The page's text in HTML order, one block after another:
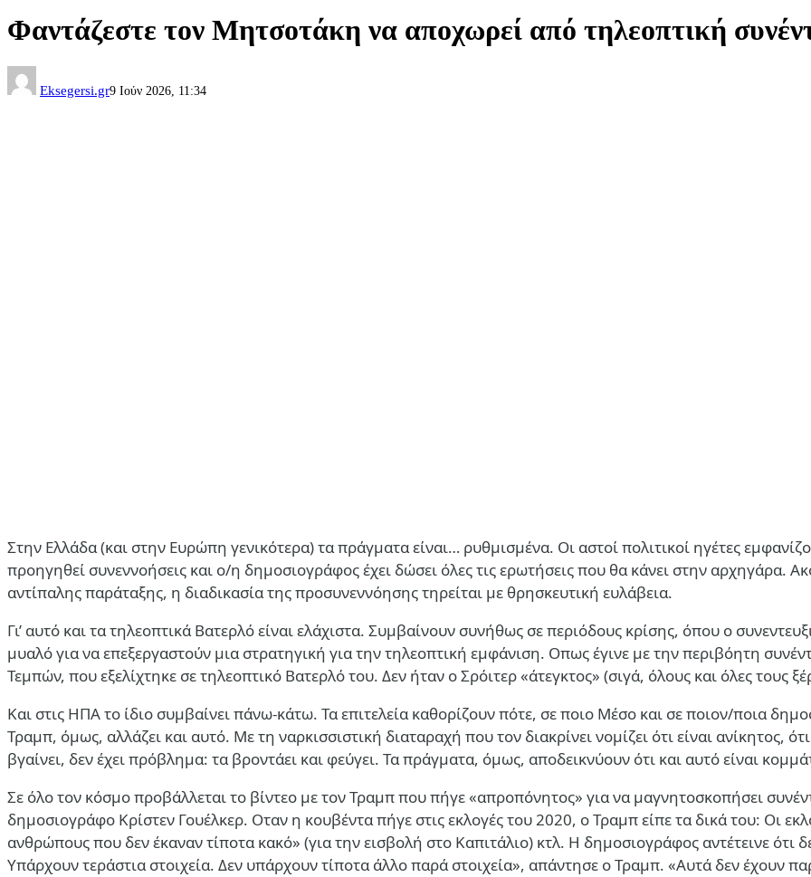
Φαντάζεστε τον Μητσοτάκη να αποχωρεί από τηλεοπτική
Eksegersi.gr9 Ιούν 2026, 11:34
Στην Ελλάδα (και στην Ευρώπη γενικότερα) τα πράγματα είναι… ρυθμισμένα. Οι αστοί πολιτικοί ηγέτες
προηγηθεί συνεννοήσεις και ο/η δημοσιογράφος έχει δώσει όλες τις ερωτήσεις που θα κάνει στην αρχηγάρα.
αντίπαλης παράταξης, η διαδικασία της προσυνεννόησης τηρείται με θρησκευτική ευλάβεια.
Γι’ αυτό και τα τηλεοπτικά Βατερλό είναι ελάχιστα. Συμβαίνουν συνήθως σε περιόδους κρίσης, όπου ο
μυαλό για να επεξεργαστούν μια στρατηγική για την τηλεοπτική εμφάνιση. Οπως έγινε με την περιβόητη
Τεμπών, που εξελίχτηκε σε τηλεοπτικό Βατερλό του. Δεν ήταν ο Σρόιτερ «άτεγκτος» (σιγά, όλους και όλες τους
Και στις ΗΠΑ το ίδιο συμβαίνει πάνω-κάτω. Τα επιτελεία καθορίζουν πότε, σε ποιο Μέσο και σε ποιον/ποια
Τραμπ, όμως, αλλάζει και αυτό. Με τη ναρκισσιστική διαταραχή που τον διακρίνει νομίζει ότι είναι ανίκητος,
βγαίνει, δεν έχει πρόβλημα: τα βροντάει και φεύγει. Τα πράγματα, όμως, αποδεικνύουν ότι και αυτό είναι
Σε όλο τον κόσμο προβάλλεται το βίντεο με τον Τραμπ που πήγε «απροπόνητος» για να μαγνητοσκοπήσει
δημοσιογράφο Κρίστεν Γουέλκερ. Οταν η κουβέντα πήγε στις εκλογές του 2020, ο Τραμπ είπε τα δικά του: Οι
ανθρώπους που δεν έκαναν τίποτα κακό» (για την εισβολή στο Καπιτάλιο) κτλ. Η δημοσιογράφος αντέτεινε ότι
Υπάρχουν τεράστια στοιχεία. Δεν υπάρχουν τίποτα άλλο παρά στοιχεία», απάντησε ο Τραμπ. «Αυτά δεν έχουν